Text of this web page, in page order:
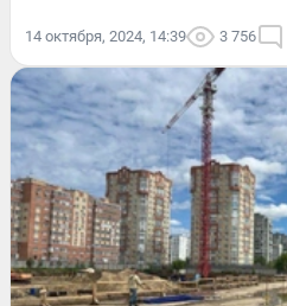
14 октября, 2024, 14:39 3 756